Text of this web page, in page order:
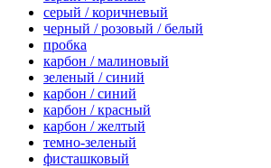
серый / коричневый
черный / розовый / белый
пробка
карбон / малиновый
зеленый / синий
карбон / синий
карбон / красный
карбон / желтый
темно-зеленый
фисташковый